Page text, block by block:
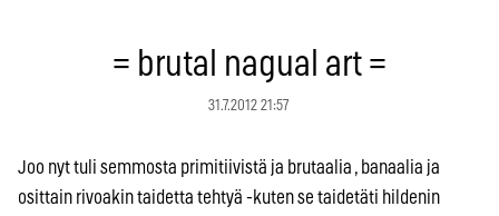
= brutal nagual art =
31.7.2012 21:57
Joo nyt tuli semmosta primitiivistä ja brutaalia , banaalia ja
osittain rivoakin taidetta tehtyä -kuten se taidetäti hildenin